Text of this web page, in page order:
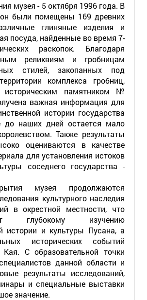
музея - 5 октября 1996 года. В
были помещены 169 древних
глиняные изделия и
посуда, найденные во время 7-
раскопок. Благодаря
реликвиям и гробницам
стилей, закопанных под
комплекса гробниц,
историческим памятником №
важная информация для
истории государства
до наших дней остается мало
Также результаты
оцениваются в качестве
для установления истоков
соседнего государства -
музея продолжаются
культурного наследия
в окрестной местности, что
глубокому изучению
истории и культуры Пусана, а
исторических событий
Кая. С образовательной точки
данной области и
результаты исследований,
и специальные выставки
значение.